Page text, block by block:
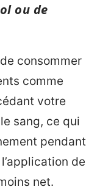
ou de
consommer
comme
votre
sang, ce qui
pendant
de
net.